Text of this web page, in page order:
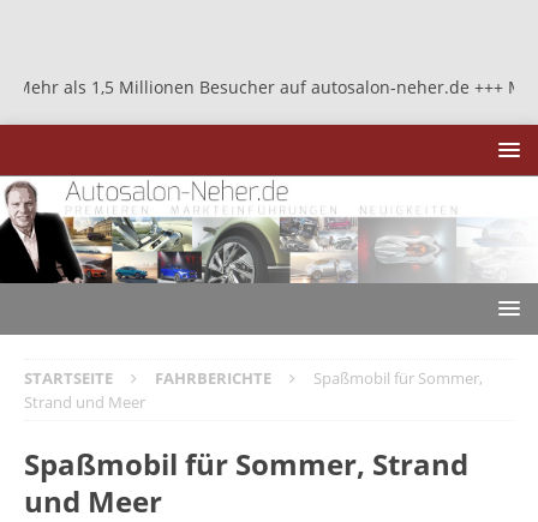
Besucher auf autosalon-neher.de +++ Mehr als 1,5
STARTSEITE FAHRBERICHTE
Spaßmobil für Sommer,
Strand und Meer
Spaßmobil für Sommer, Strand
und Meer